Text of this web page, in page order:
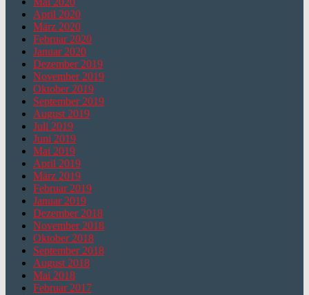
April 2020
März 2020
Februar 2020
Januar 2020
Dezember 2019
November 2019
Oktober 2019
September 2019
August 2019
Juli 2019
Juni 2019
Mai 2019
April 2019
März 2019
Februar 2019
Januar 2019
Dezember 2018
November 2018
Oktober 2018
September 2018
August 2018
Mai 2018
Februar 2017